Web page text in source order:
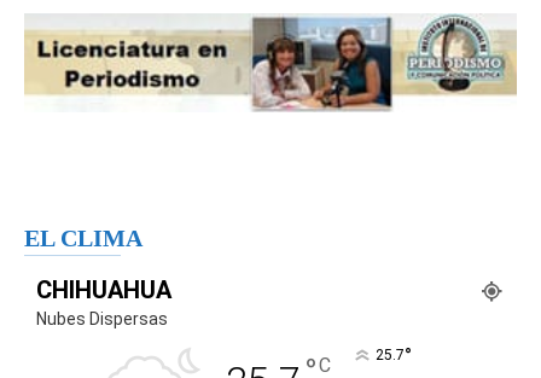
EL CLIMA
CHIHUAHUA
Nubes Dispersas
C 25.7°